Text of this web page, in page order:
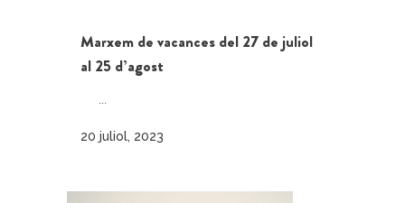
Marxem de vacances del 27 de juliol
al 25 d’agost
...
20 juliol, 2023